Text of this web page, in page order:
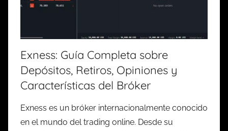
Exness: Guía Completa sobre
Depósitos, Retiros, Opiniones y
Características del Bróker
Exness es un bróker internacionalmente conocido
en el mundo del trading online. Desde su